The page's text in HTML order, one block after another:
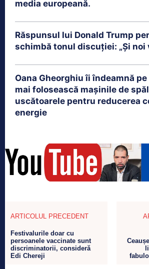
media europeană.
Răspunsul lui Donald Trump
schimbă tonul discuției: „Și noi
Oana Gheorghiu îi îndeamnă
mai folosească mașinile de
uscătoarele pentru reducerea
energie
ARTICOLUL PRECEDENT
Festivalurile doar cu
persoanele vaccinate sunt
discriminatorii, consideră
Edi Chereji